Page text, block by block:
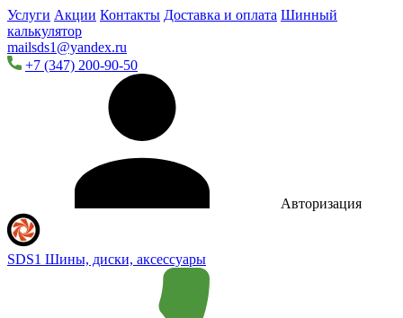
Услуги Акции Контакты Доставка и оплата Шинный
калькулятор
mailsds1@yandex.ru
+7 (347) 200-90-50
Авторизация
SDS1 Шины, диски, аксессуары